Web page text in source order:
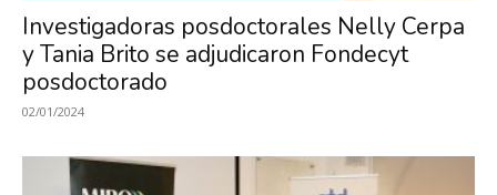
Investigadoras posdoctorales Nelly Cerpa
y Tania Brito se adjudicaron Fondecyt
posdoctorado
02/01/2024